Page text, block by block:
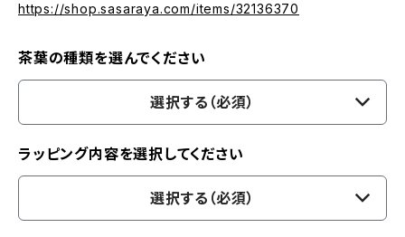
https://shop.sasaraya.com/items/32136370
茶葉の種類を選んでください
選択する（必須）
ラッピング内容を選択してください
選択する（必須）